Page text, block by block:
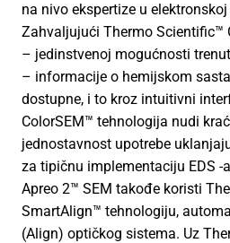
na nivo ekspertize u
Zahvaljujući Thermo Scientific™
– jedinstvenoj mogućnosti
– informacije o hemijskom
dostupne, i to kroz intuitivni
ColorSEM™ tehnologija nudi
jednostavnost upotrebe
za tipičnu implementaciju EDS -
Apreo 2™ SEM takođe koristi
SmartAlign™ tehnologiju,
(Align) optičkog sistema. Uz